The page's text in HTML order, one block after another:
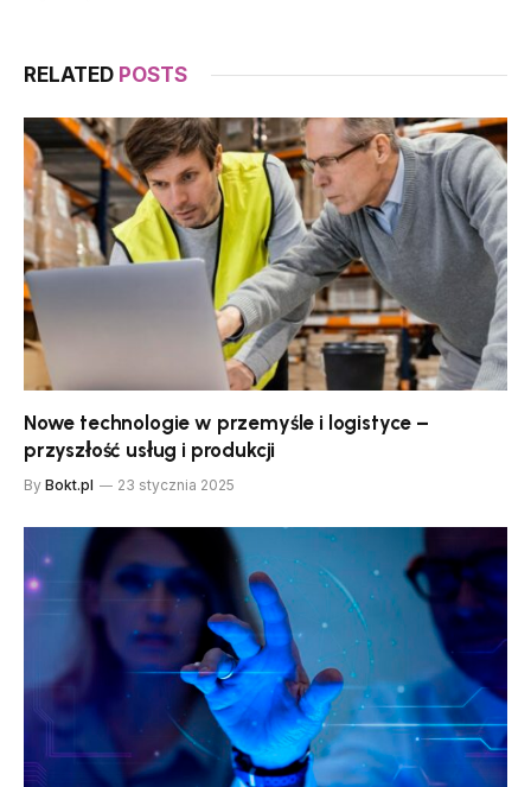
RELATED POSTS
Nowe technologie w przemyśle i logistyce –
przyszłość usług i produkcji
By Bokt.pl 23 stycznia 2025